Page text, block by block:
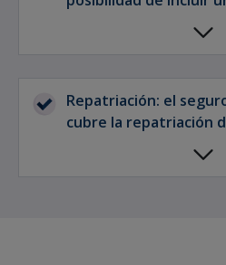
accidentes por la
Repatriación: el
cubre la repatriación
de los asegurados en